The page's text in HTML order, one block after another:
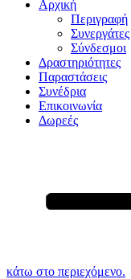
Αρχική
Περιγραφή
Συνεργάτες
Σύνδεσμοι
Δραστηριότητες
Παραστάσεις
Συνέδρια
Επικοινωνία
Δωρεές
κάτω στο περιεχόμενο.